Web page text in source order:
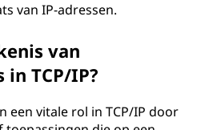
van IP-adressen.
van
TCP/IP?
een vitale rol in TCP/IP door